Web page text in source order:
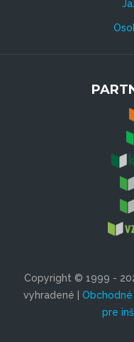
Copyright © 1999 -
vyhradené |
pre